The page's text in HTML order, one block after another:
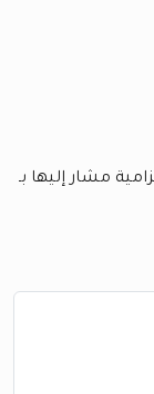
مشار إليها بـ